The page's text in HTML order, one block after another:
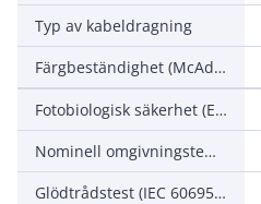
Typ av kabeldragning
Färgbeständighet (McAdam ellipse)
Fotobiologisk säkerhet (EN 62471)
Nominell omgivningstemperatur enligt IEC 62722-2-1
Glödtrådstest (IEC 60695-2-11)